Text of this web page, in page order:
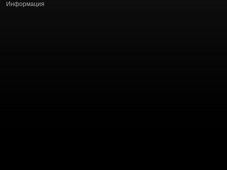
Информация